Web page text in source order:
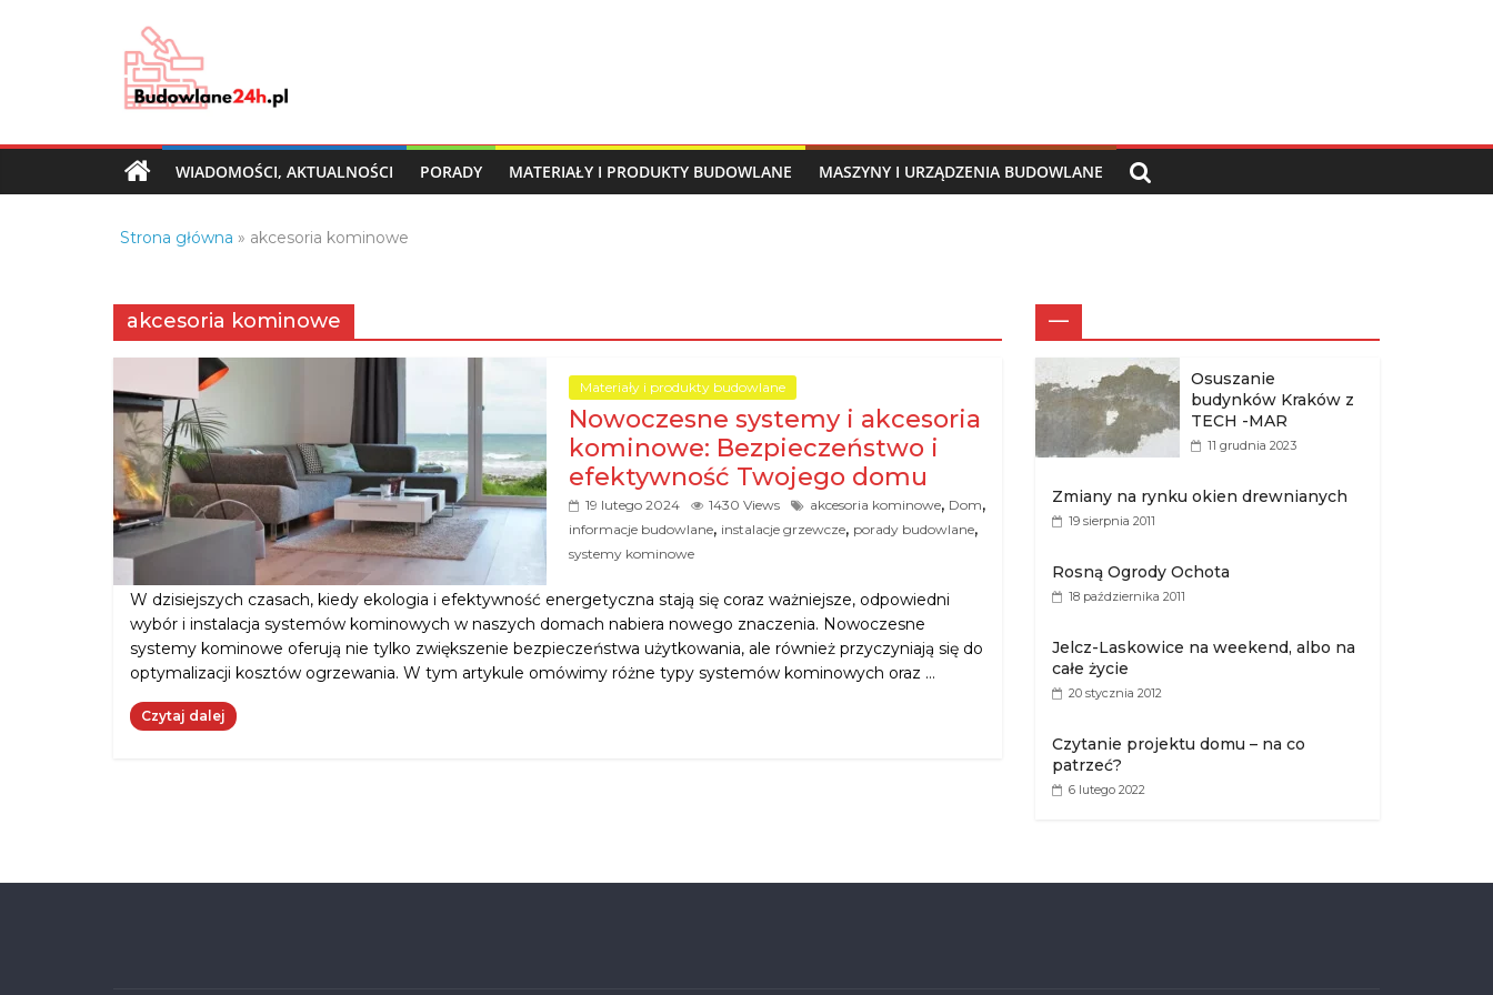
Budowlane24h.pl
portal
budowlany
Porady
z
branży
budowlanej
WIADOMOŚCI, AKTUALNOŚCI PORADY MATERIAŁY I PRODUKTY BUDOWLANE MASZYNY I URZĄDZENIA BUDOWLANE
Strona główna » akcesoria kominowe
akcesoria kominowe
Materiały i produkty budowlane
Nowoczesne systemy i akcesoria
kominowe: Bezpieczeństwo i
efektywność Twojego domu
19 lutego 2024 1430 Views akcesoria kominowe, Dom,
informacje budowlane, instalacje grzewcze, porady budowlane,
systemy kominowe
W dzisiejszych czasach, kiedy ekologia i efektywność energetyczna stają się coraz ważniejsze, odpowiedni
wybór i instalacja systemów kominowych w naszych domach nabiera nowego znaczenia. Nowoczesne
systemy kominowe oferują nie tylko zwiększenie bezpieczeństwa użytkowania, ale również przyczyniają się do
optymalizacji kosztów ogrzewania. W tym artykule omówimy różne typy systemów kominowych oraz …
Czytaj dalej
—
Osuszanie
budynków Kraków z
TECH -MAR
11 grudnia 2023
Zmiany na rynku okien drewnianych
19 sierpnia 2011
Rosną Ogrody Ochota
18 października 2011
Jelcz-Laskowice na weekend, albo na
całe życie
20 stycznia 2012
Czytanie projektu domu – na co
patrzeć?
6 lutego 2022